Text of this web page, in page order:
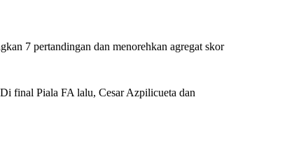
7 pertandingan dan menorehkan agregat skor
final Piala FA lalu, Cesar Azpilicueta dan